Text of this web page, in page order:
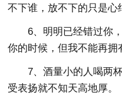
不下谁，放不下的只是心
6、明明已经错过你
你的时候，但我不能再拥
7、酒量小的人喝两
受表扬就不知天高地厚。